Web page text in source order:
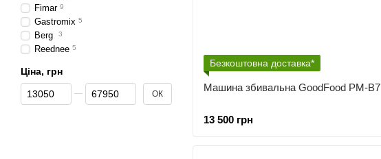
Безкоштовна доставка*
Машина збивальна GoodFood PM-B7
13 500 грн
Fimar 9
Gastromix 5
Berg 3
Reednee 5
Ціна, грн
Від Ціна, грн
До Ціна, грн ОК